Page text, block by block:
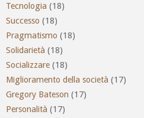
Tecnologia (18)
Successo (18)
Pragmatismo (18)
Solidarietà (18)
Socializzare (18)
Miglioramento della società (17)
Gregory Bateson (17)
Personalità (17)